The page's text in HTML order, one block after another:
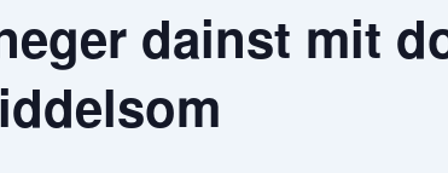
dainst mit